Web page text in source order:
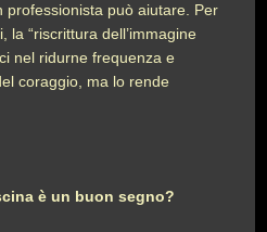
professionista può aiutare. Per
la “riscrittura dell’immagine
nel ridurne frequenza e
coraggio, ma lo rende
è un buon segno?